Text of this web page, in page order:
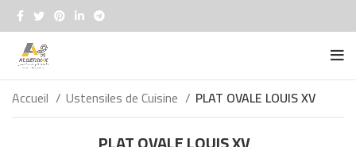
Accueil Ustensiles de Cuisine PLAT OVALE LOUIS XV